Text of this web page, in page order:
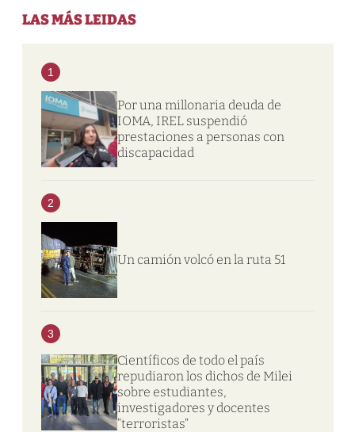
LAS MÁS LEIDAS
1
Por una millonaria deuda de
IOMA, IREL suspendió
prestaciones a personas con
discapacidad
2
Un camión volcó en la ruta 51
3
Científicos de todo el país
repudiaron los dichos de Milei
sobre estudiantes,
investigadores y docentes
“terroristas”